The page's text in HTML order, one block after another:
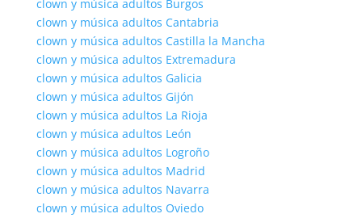
clown y música adultos Burgos
clown y música adultos Cantabria
clown y música adultos Castilla la Mancha
clown y música adultos Extremadura
clown y música adultos Galicia
clown y música adultos Gijón
clown y música adultos La Rioja
clown y música adultos León
clown y música adultos Logroño
clown y música adultos Madrid
clown y música adultos Navarra
clown y música adultos Oviedo